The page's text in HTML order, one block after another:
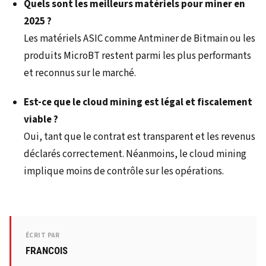
Quels sont les meilleurs matériels pour miner en
2025 ?
Les matériels ASIC comme Antminer de Bitmain ou les
produits MicroBT restent parmi les plus performants
et reconnus sur le marché.
Est-ce que le cloud mining est légal et fiscalement
viable ?
Oui, tant que le contrat est transparent et les revenus
déclarés correctement. Néanmoins, le cloud mining
implique moins de contrôle sur les opérations.
ÉCRIT PAR
FRANCOIS